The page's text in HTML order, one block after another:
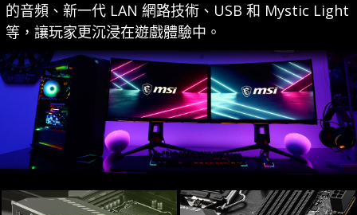
的音頻、新一代 LAN 網路技術、USB 和 Mystic Light
等，讓玩家更沉浸在遊戲體驗中。